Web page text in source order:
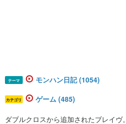
テーマ モンハン日記 (1054)
カテゴリ ゲーム (485)
ダブルクロスから追加されたブレイヴ。